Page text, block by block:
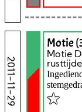
2011-11-29
Motie
Motie